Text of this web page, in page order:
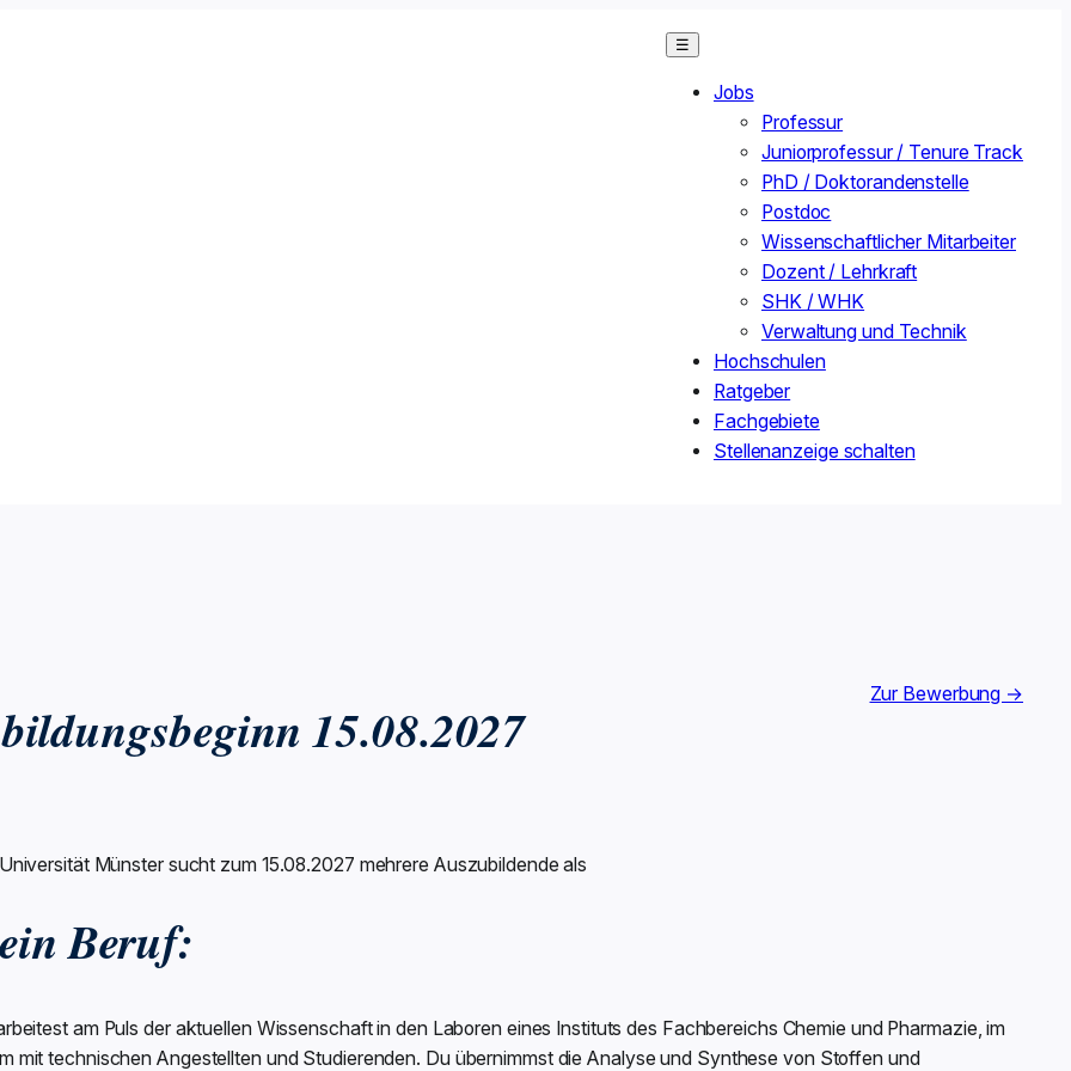
☰
Jobs
Professur
Juniorprofessur / Tenure Track
PhD / Doktorandenstelle
Postdoc
Wissenschaftlicher Mitarbeiter
Dozent / Lehrkraft
SHK / WHK
Verwaltung und Technik
Hochschulen
Ratgeber
Fachgebiete
Stellenanzeige schalten
15.08.2027
Zur Bewerbung →
Münster sucht zum 15.08.2027 mehrere Auszubildende als
Beruf:
am Puls der aktuellen Wissenschaft in den Laboren eines Instituts des Fachbereichs Chemie und Pharmazie, im
mit technischen Angestellten und Studierenden. Du übernimmst die Analyse und Synthese von Stoffen und